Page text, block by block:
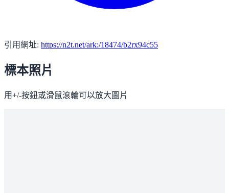
引用網址: https://n2t.net/ark:/18474/b2rx94c55
標本照片
用+/-按鈕或滑鼠滾輪可以放大圖片